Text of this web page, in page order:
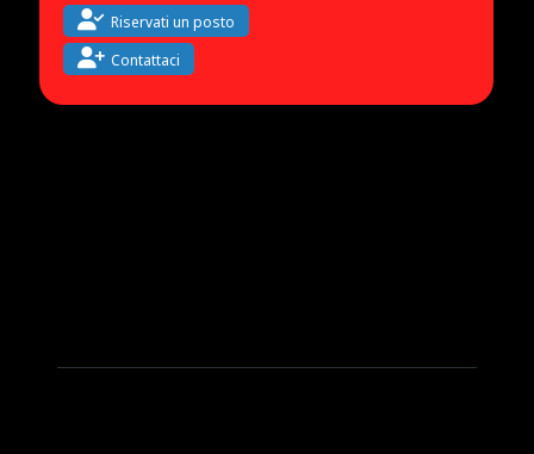
Riservati un posto
Contattaci